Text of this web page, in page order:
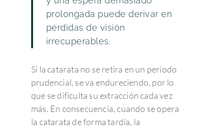
prolongada puede derivar en
pérdidas de visión
irrecuperables.
Si la catarata no se retira en un período
prudencial, se va endureciendo, por lo
que se dificulta su extracción cada vez
más. En consecuencia, cuando se opera
la catarata de forma tardía, la